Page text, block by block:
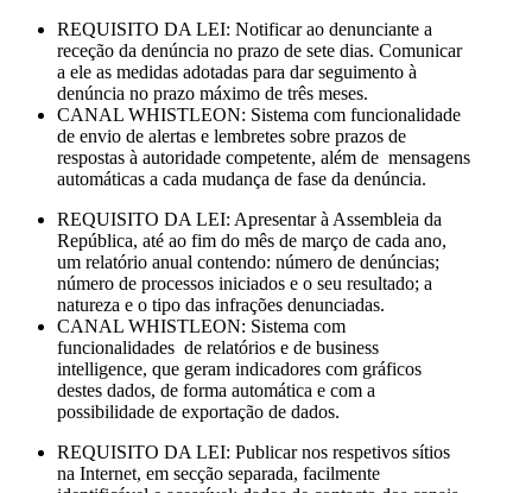
REQUISITO DA LEI: Notificar ao denunciante a
receção da denúncia no prazo de sete dias. Comunicar
a ele as medidas adotadas para dar seguimento à
denúncia no prazo máximo de três meses.
CANAL WHISTLEON: Sistema com funcionalidade
de envio de alertas e lembretes sobre prazos de
respostas à autoridade competente, além de mensagens
automáticas a cada mudança de fase da denúncia.
REQUISITO DA LEI: Apresentar à Assembleia da
República, até ao fim do mês de março de cada ano,
um relatório anual contendo: número de denúncias;
número de processos iniciados e o seu resultado; a
natureza e o tipo das infrações denunciadas.
CANAL WHISTLEON: Sistema com
funcionalidades de relatórios e de business
intelligence, que geram indicadores com gráficos
destes dados, de forma automática e com a
possibilidade de exportação de dados.
REQUISITO DA LEI: Publicar nos respetivos sítios
na Internet, em secção separada, facilmente